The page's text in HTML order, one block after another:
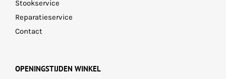
Stookservice
Reparatieservice
Contact
OPENINGSTIJDEN WINKEL